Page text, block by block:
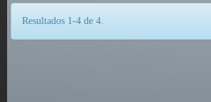
Resultados 1-4 de 4.